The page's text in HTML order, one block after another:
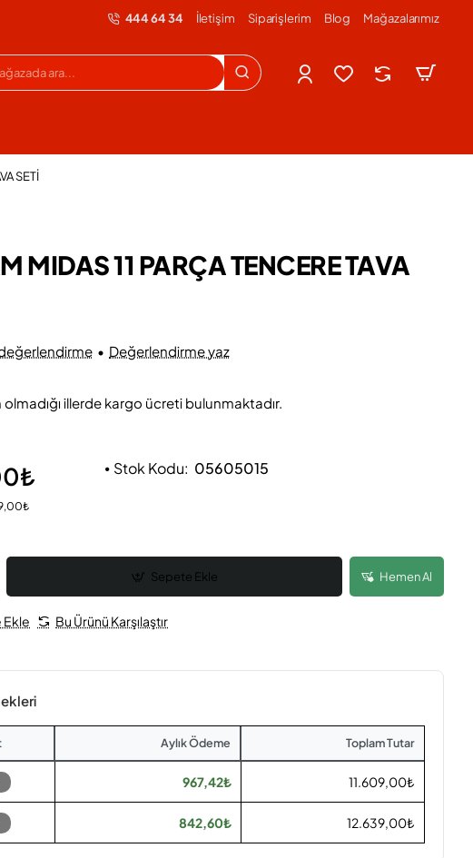
444 64 34 İletişim Siparişlerim Blog Mağazalarımız
SETİ
MIDAS 11 PARÇA TENCERE TAVA
olmadığı illerde kargo ücreti bulunmaktadır.
• Değerlendirme yaz
Stok Kodu: 05605015
Sepete Ekle Hemen Al
Ekle Bu Ürünü Karşılaştır
Aylık Ödeme Toplam Tutar
967,42₺ 11.609,00₺
842,60₺ 12.639,00₺